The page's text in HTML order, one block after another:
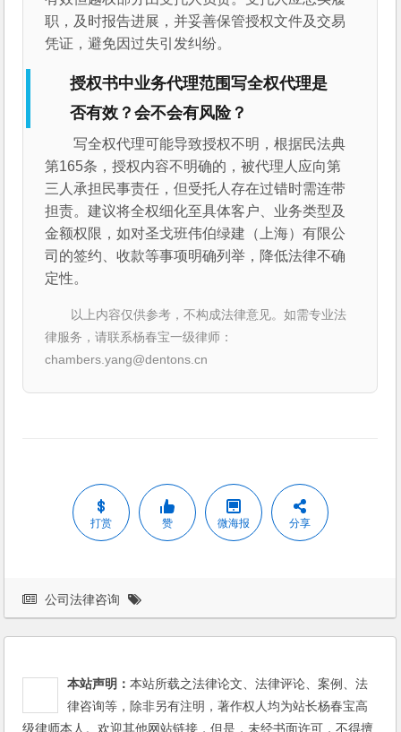
职，及时报告进展，并妥善保管授权文件及交易
凭证，避免因过失引发纠纷。
授权书中业务代理范围写全权代理是
否有效？会不会有风险？
写全权代理可能导致授权不明，根据民法典
第165条，授权内容不明确的，被代理人应向第
三人承担民事责任，但受托人存在过错时需连带
担责。建议将全权细化至具体客户、业务类型及
金额权限，如对圣戈班伟伯绿建（上海）有限公
司的签约、收款等事项明确列举，降低法律不确
定性。
以上内容仅供参考，不构成法律意见。如需专业法
律服务，请联系杨春宝一级律师：
chambers.yang@dentons.cn
打赏 赞 微海报 分享
公司法律咨询
本站声明：本站所载之法律论文、法律评论、案例、法
律咨询等，除非另有注明，著作权人均为站长杨春宝高
级律师本人。欢迎其他网站链接，但是，未经书面许可，不得擅